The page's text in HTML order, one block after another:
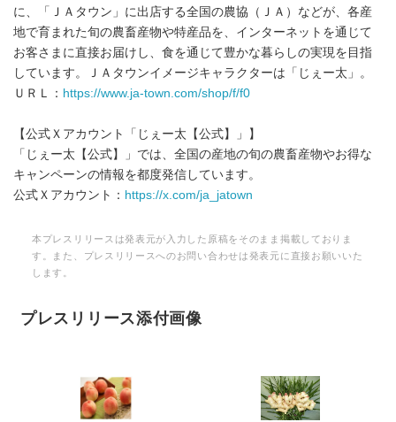
に、「ＪＡタウン」に出店する全国の農協（ＪＡ）などが、各産
地で育まれた旬の農畜産物や特産品を、インターネットを通じて
お客さまに直接お届けし、食を通じて豊かな暮らしの実現を目指
しています。ＪＡタウンイメージキャラクターは「じぇー太」。
ＵＲＬ： https://www.ja-town.com/shop/f/f0
【公式Ｘアカウント「じぇー太【公式】」】
「じぇー太【公式】」では、全国の産地の旬の農畜産物やお得な
キャンペーンの情報を都度発信しています。
公式Ｘアカウント： https://x.com/ja_jatown
本プレスリリースは発表元が入力した原稿をそのまま掲載しておりま
す。また、プレスリリースへのお問い合わせは発表元に直接お願いいた
します。
プレスリリース添付画像